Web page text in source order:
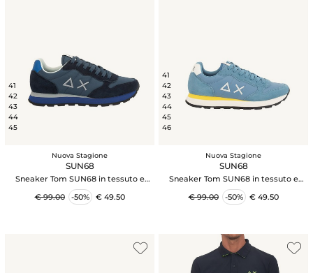
41
42
43
44
45
Nuova Stagione
SUN68
Sneaker Tom SUN68 in tessuto e
pelle blu
€ 99.00
-50% € 49.50
41
42
43
44
45
46
Nuova Stagione
SUN68
Sneaker Tom SUN68 in tessuto e
pelle azzurre
€ 99.00
-50% € 49.50